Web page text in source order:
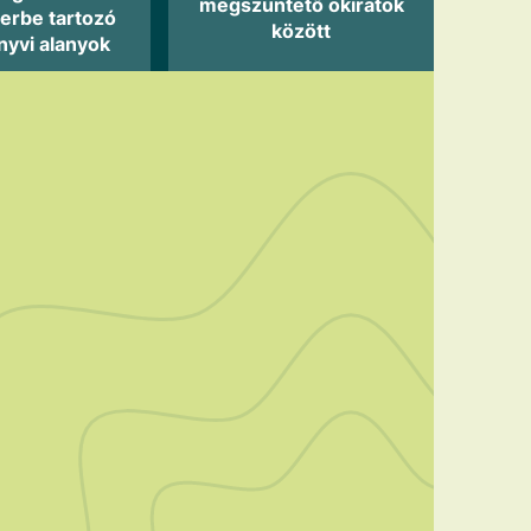
tartozó
alanyok
megszüntető okiratok
között